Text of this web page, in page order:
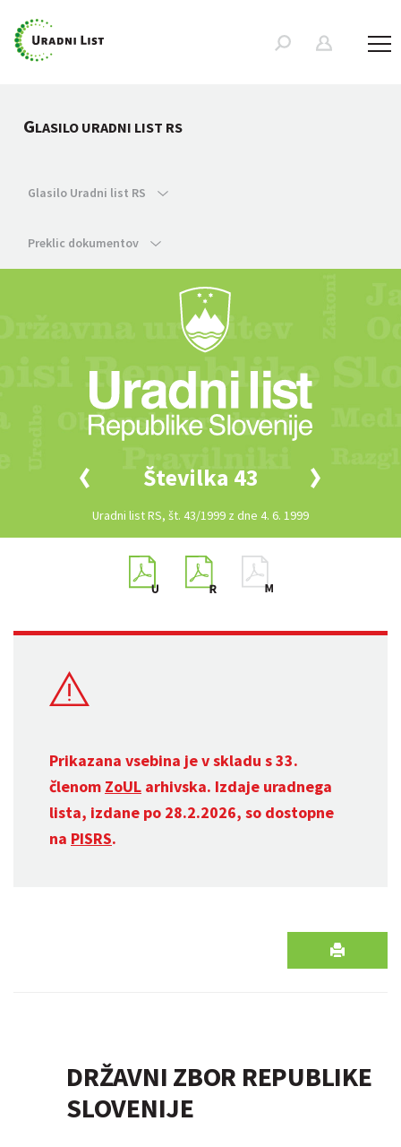
GLASILO URADNI LIST RS
Glasilo Uradni list RS
Preklic dokumentov
Številka 43
Uradni list RS, št. 43/1999 z dne 4. 6. 1999
Prikazana vsebina je v skladu s 33.
členom ZoUL arhivska. Izdaje uradnega
lista, izdane po 28.2.2026, so dostopne
na PISRS.
DRŽAVNI ZBOR REPUBLIKE
SLOVENIJE